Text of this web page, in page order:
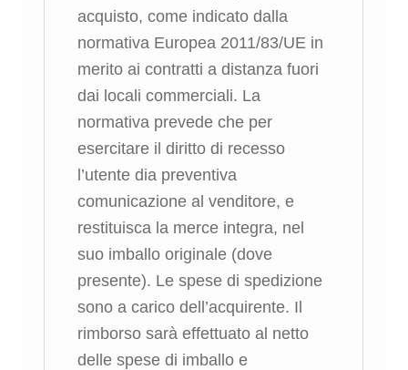
acquisto, come indicato dalla
normativa Europea 2011/83/UE in
merito ai contratti a distanza fuori
dai locali commerciali. La
normativa prevede che per
esercitare il diritto di recesso
l’utente dia preventiva
comunicazione al venditore, e
restituisca la merce integra, nel
suo imballo originale (dove
presente). Le spese di spedizione
sono a carico dell’acquirente. Il
rimborso sarà effettuato al netto
delle spese di imballo e